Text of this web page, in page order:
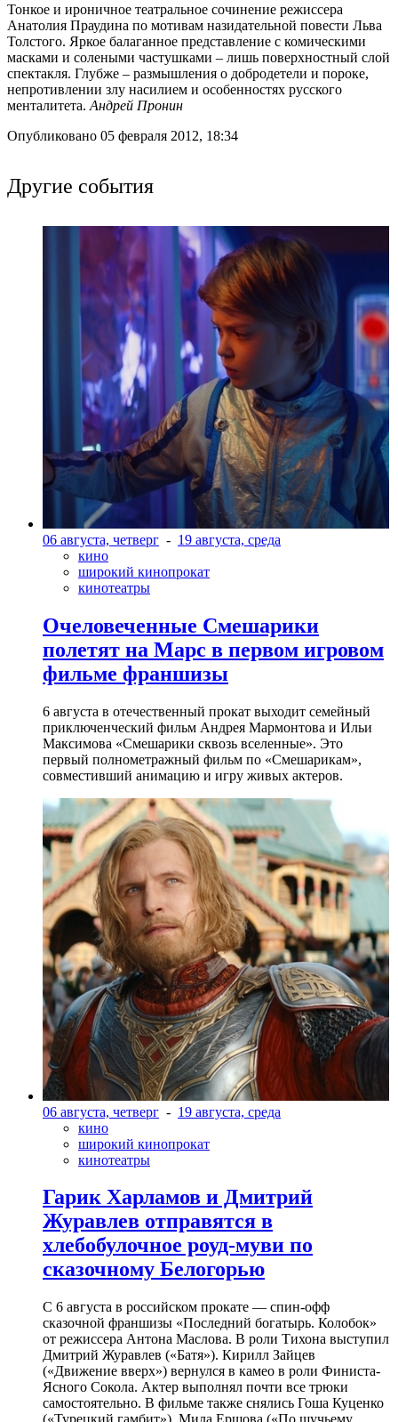
Тонкое и ироничное театральное сочинение режиссера
Анатолия Праудина по мотивам назидательной повести Льва
Толстого. Яркое балаганное представление с комическими
масками и солеными частушками – лишь поверхностный слой
спектакля. Глубже – размышления о добродетели и пороке,
непротивлении злу насилием и особенностях русского
менталитета. Андрей Пронин
Опубликовано 05 февраля 2012, 18:34
Другие события
06 августа, четверг - 19 августа, среда
кино
широкий кинопрокат
кинотеатры
Очеловеченные Смешарики
полетят на Марс в первом игровом
фильме франшизы
6 августа в отечественный прокат выходит семейный
приключенческий фильм Андрея Мармонтова и Ильи
Максимова «Смешарики сквозь вселенные». Это
первый полнометражный фильм по «Смешарикам»,
совместивший анимацию и игру живых актеров.
06 августа, четверг - 19 августа, среда
кино
широкий кинопрокат
кинотеатры
Гарик Харламов и Дмитрий
Журавлев отправятся в
хлебобулочное роуд-муви по
сказочному Белогорью
С 6 августа в российском прокате — спин-офф
сказочной франшизы «Последний богатырь. Колобок»
от режиссера Антона Маслова. В роли Тихона выступил
Дмитрий Журавлев («Батя»). Кирилл Зайцев
(«Движение вверх») вернулся в камео в роли Финиста-
Ясного Сокола. Актер выполнял почти все трюки
самостоятельно. В фильме также снялись Гоша Куценко